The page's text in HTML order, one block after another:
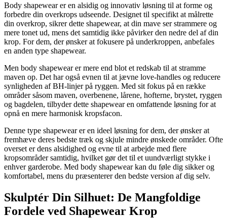
Body shapewear er en alsidig og innovativ løsning til at forme og
forbedre din overkrops udseende. Designet til specifikt at målrette
din overkrop, sikrer dette shapewear, at din mave ser strammere og
mere tonet ud, mens det samtidig ikke påvirker den nedre del af din
krop. For dem, der ønsker at fokusere på underkroppen, anbefales
en anden type shapewear.
Men body shapewear er mere end blot et redskab til at stramme
maven op. Det har også evnen til at jævne love-handles og reducere
synligheden af BH-linjer på ryggen. Med sit fokus på en række
områder såsom maven, overbenene, lårene, hofterne, brystet, ryggen
og bagdelen, tilbyder dette shapewear en omfattende løsning for at
opnå en mere harmonisk kropsfacon.
Denne type shapewear er en ideel løsning for dem, der ønsker at
fremhæve deres bedste træk og skjule mindre ønskede områder. Ofte
overset er dens alsidighed og evne til at arbejde med flere
kropsområder samtidig, hvilket gør det til et uundværligt stykke i
enhver garderobe. Med body shapewear kan du føle dig sikker og
komfortabel, mens du præsenterer den bedste version af dig selv.
Skulptér Din Silhuet: De Mangfoldige
Fordele ved Shapewear Krop